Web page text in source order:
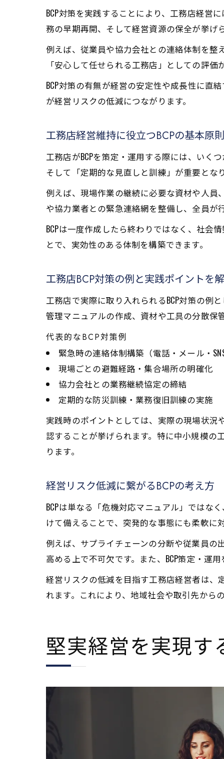
BCP対策を実践することにより、工務店経営
務の早期再開、そして経営資源の保全が挙げ
例えば、従業員や協力会社との連絡体制を整
「安心して任せられる工務店」としての評価
BCP対策の有無が経営の安定性や成長性に直
が経営リスクの低減につながります。
工務店経営維持に役立つBCPの基本原則
工務店がBCPを策定・運用する際には、いく
そして「定期的な見直しと訓練」が重要となり
例えば、現場作業の継続に必要な資材や人員
や協力業者との緊急連絡網を整備し、全員が
BCPは一度作成したら終わりではなく、社会
とで、実効性のある体制を構築できます。
工務店BCP対策の例と実践ポイントを
工務店で実際に取り入れられるBCP対策の例
管理マニュアルの作成、資材や工具の分散保
代表的なBCP対策例
緊急時の連絡体制構築（電話・メール・
現場ごとの避難経路・集合場所の明確化
協力会社との業務継続協定の締結
定期的な防災訓練・業務復旧訓練の実施
実践時のポイントとしては、実際の現場状
認することが挙げられます。特に中小規模の
ります。
経営リスク低減に繋がるBCPの考え方
BCPは単なる「危機対応マニュアル」ではな
けて備えることで、突発的な事態にも柔軟に
例えば、サプライチェーンの分断や従業員の
高める上で不可欠です。また、BCP策定・運
経営リスクの低減を目指す工務店経営者は、
れます。これにより、地域社会や取引先から
堅実経営を実現す